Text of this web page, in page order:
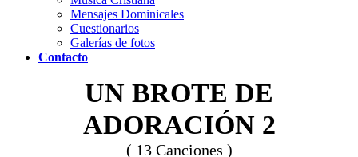
Mensajes Dominicales
Cuestionarios
Galerías de fotos
Contacto
UN BROTE DE
ADORACIÓN 2
( 13 Canciones )